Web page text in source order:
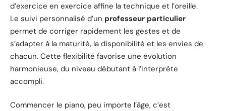
d’exercice en exercice affine la technique et l’oreille.
Le suivi personnalisé d’un professeur particulier
permet de corriger rapidement les gestes et de
s’adapter à la maturité, la disponibilité et les envies de
chacun. Cette flexibilité favorise une évolution
harmonieuse, du niveau débutant à l’interprète
accompli.
Commencer le piano, peu importe l’âge, c’est